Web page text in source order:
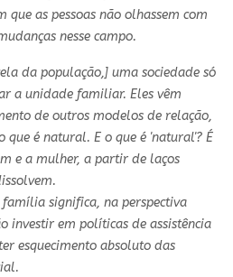
as pessoas não olhassem com
nesse campo.
da população,] uma sociedade só
a unidade familiar. Eles vêm
de outros modelos de relação,
é natural. E o que é 'natural'? É
e a mulher, a partir de laços
significa, na perspectiva
investir em políticas de assistência
esquecimento absoluto das